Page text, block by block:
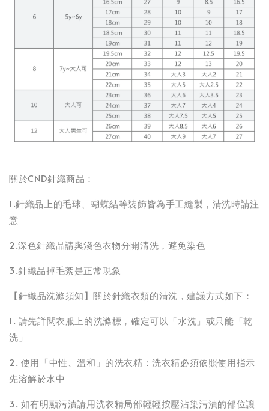
關於CND針織商品：
1.針織品上的毛球、蝴蝶結等裝飾皆為手工縫製，清洗時請注
意
2.深色針織品請與淺色衣物分開清洗，避免染色
3.針織品掉毛絮是正常現象
【針織品洗滌須知】關於針織衣類的清洗，建議方式如下：
1. 請先詳閱衣服上的洗滌標，確定可以「水洗」或只能「乾
洗」
2. 使用「中性、溫和」的洗衣精：洗衣精必須依照使用指示
先溶解於水中
3. 如有明顯污漬請用洗衣精局部輕輕按壓沾染污漬的部位讓